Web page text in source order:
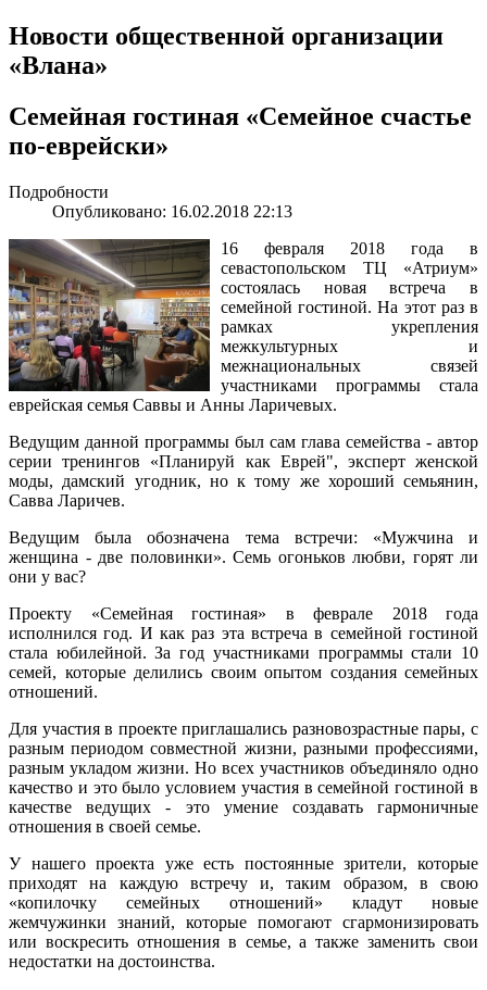
Новости общественной организации
«Влана»
Семейная гостиная «Семейное счастье
по-еврейски»
Подробности
Опубликовано: 16.02.2018 22:13
16 февраля 2018 года в
севастопольском ТЦ «Атриум»
состоялась новая встреча в
семейной гостиной. На этот раз в
рамках укрепления
межкультурных и
межнациональных связей
участниками программы стала
еврейская семья Саввы и Анны Ларичевых.
Ведущим данной программы был сам глава семейства - автор
серии тренингов «Планируй как Еврей", эксперт женской
моды, дамский угодник, но к тому же хороший семьянин,
Савва Ларичев.
Ведущим была обозначена тема встречи: «Мужчина и
женщина - две половинки». Семь огоньков любви, горят ли
они у вас?
Проекту «Семейная гостиная» в феврале 2018 года
исполнился год. И как раз эта встреча в семейной гостиной
стала юбилейной. За год участниками программы стали 10
семей, которые делились своим опытом создания семейных
отношений.
Для участия в проекте приглашались разновозрастные пары, с
разным периодом совместной жизни, разными профессиями,
разным укладом жизни. Но всех участников объединяло одно
качество и это было условием участия в семейной гостиной в
качестве ведущих - это умение создавать гармоничные
отношения в своей семье.
У нашего проекта уже есть постоянные зрители, которые
приходят на каждую встречу и, таким образом, в свою
«копилочку семейных отношений» кладут новые
жемчужинки знаний, которые помогают сгармонизировать
или воскресить отношения в семье, а также заменить свои
недостатки на достоинства.